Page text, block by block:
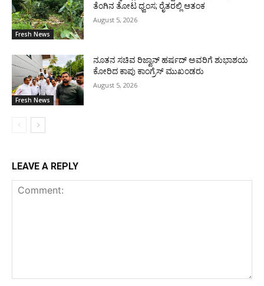
Fresh News
ತೆಂಗಿನ ತೋಟ ಧ್ವಂಸ; ರೈತರಲ್ಲಿ ಆತಂಕ
August 5, 2026
Fresh News
ನೂತನ ಸಚಿವ ರಿಜ್ವಾನ್ ಹರ್ಷದ್ ಅವರಿಗೆ ಶುಭಾಶಯ
ಕೋರಿದ ಕಾಪು ಕಾಂಗ್ರೆಸ್ ಮುಖಂಡರು
August 5, 2026
LEAVE A REPLY